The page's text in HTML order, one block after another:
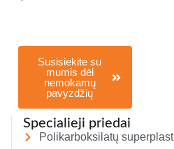
Susisiekite su
mumis dėl
nemokamų
pavyzdžių
Specialieji priedai
Polikarboksilatų